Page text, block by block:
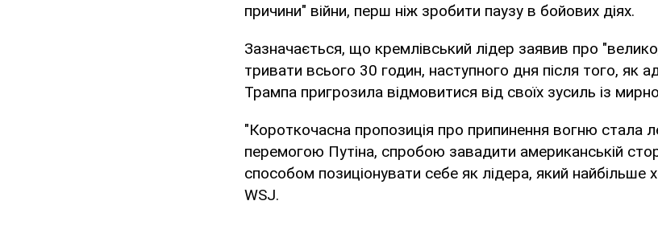
причини" війни, перш ніж зробити паузу в бойових діях.
Зазначається, що кремлівський лідер заявив про
тривати всього 30 годин, наступного дня після того, як
Трампа пригрозила відмовитися від своїх зусиль із
"Короткочасна пропозиція про припинення вогню стала
перемогою Путіна, спробою завадити американській
способом позиціонувати себе як лідера, який найбільше
WSJ.